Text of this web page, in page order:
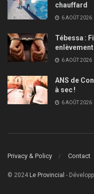
chauffard
6 AOÛT 2026
Tébessa :
enlèvement
6 AOÛT 2026
ANS de
à sec !
6 AOÛT 2026
Privacy & Policy Contact
© 2024 Le Provincial -